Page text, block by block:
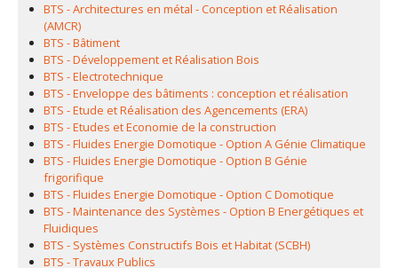
BTS - Architectures en métal - Conception et Réalisation
(AMCR)
BTS - Bâtiment
BTS - Développement et Réalisation Bois
BTS - Electrotechnique
BTS - Enveloppe des bâtiments : conception et réalisation
BTS - Etude et Réalisation des Agencements (ERA)
BTS - Etudes et Economie de la construction
BTS - Fluides Energie Domotique - Option A Génie Climatique
BTS - Fluides Energie Domotique - Option B Génie
frigorifique
BTS - Fluides Energie Domotique - Option C Domotique
BTS - Maintenance des Systèmes - Option B Energétiques et
Fluidiques
BTS - Systèmes Constructifs Bois et Habitat (SCBH)
BTS - Travaux Publics